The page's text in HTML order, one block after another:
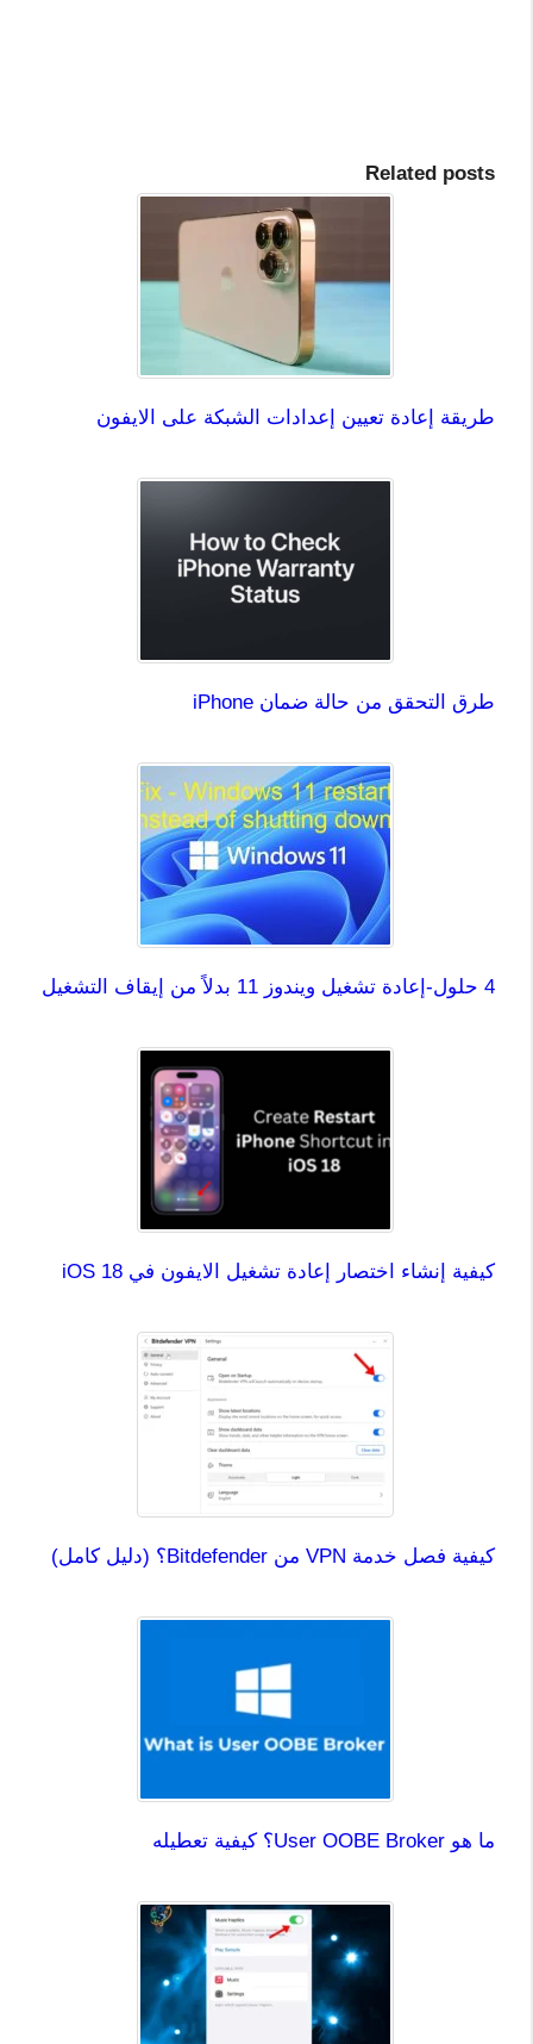
Related posts
طريقة إعادة تعيين إعدادات الشبكة على الايفون
طرق التحقق من حالة ضمان iPhone
4 حلول-إعادة تشغيل ويندوز 11 بدلاً من إيقاف التشغيل
كيفية إنشاء اختصار إعادة تشغيل الايفون في iOS 18
كيفية فصل خدمة VPN من Bitdefender؟ (دليل كامل)
ما هو User OOBE Broker؟ كيفية تعطيله